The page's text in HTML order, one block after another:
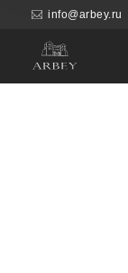
info@arbey.ru